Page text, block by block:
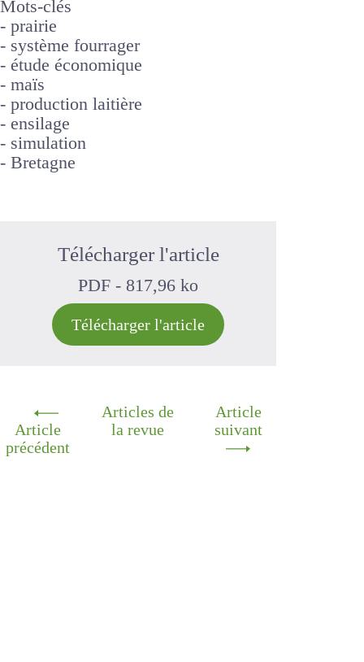
#150 - 1997
Numéro non thématique
Auteur
- Grasset M.
Mots-clés
production laitière
simulation
Bretagne
Télécharger l'article